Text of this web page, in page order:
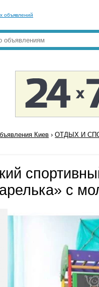
объявлений
Киев ›ОТДЫХ И
с